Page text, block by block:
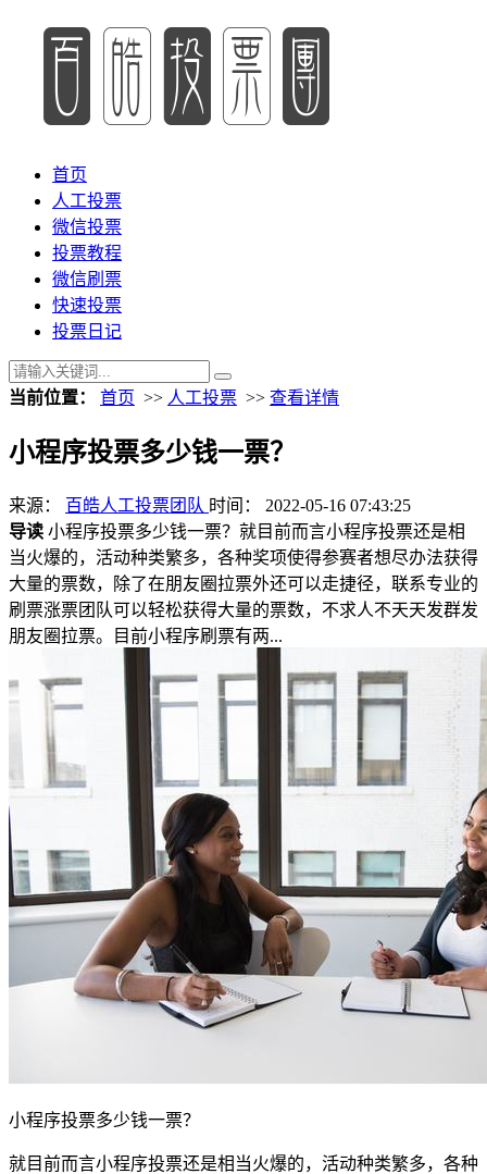
首页
人工投票
微信投票
投票教程
微信刷票
快速投票
投票日记
当前位置： 首页 >> 人工投票 >> 查看详情
小程序投票多少钱一票？
来源： 百皓人工投票团队 时间： 2022-05-16 07:43:25
导读 小程序投票多少钱一票？就目前而言小程序投票还是相
当火爆的，活动种类繁多，各种奖项使得参赛者想尽办法获得
大量的票数，除了在朋友圈拉票外还可以走捷径，联系专业的
刷票涨票团队可以轻松获得大量的票数，不求人不天天发群发
朋友圈拉票。目前小程序刷票有两...
小程序投票多少钱一票？
就目前而言小程序投票还是相当火爆的，活动种类繁多，各种